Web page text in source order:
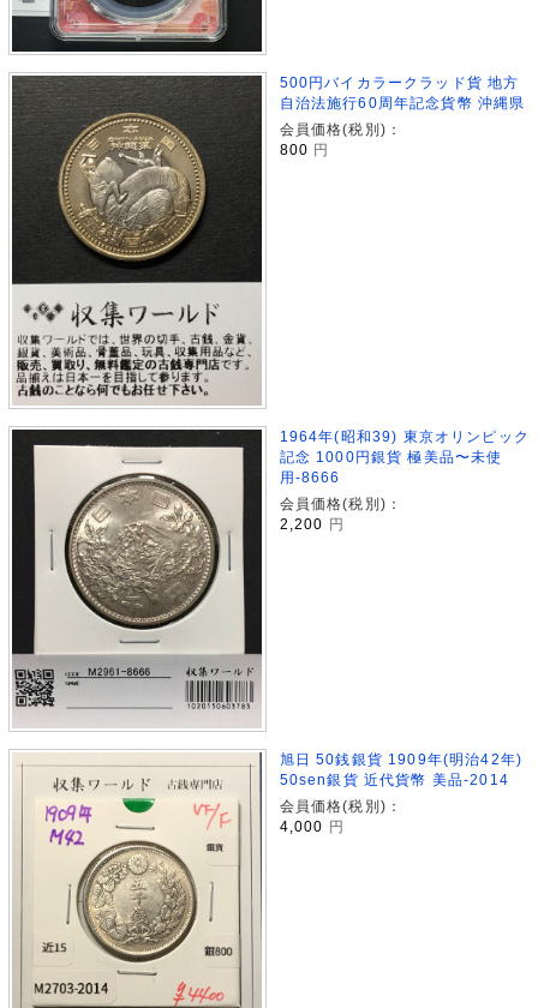
500円バイカラークラッド貨 地方
自治法施行60周年記念貨幣 沖縄県
会員価格(税別)：
800 円
1964年(昭和39) 東京オリンピック
記念 1000円銀貨 極美品〜未使
用-8666
会員価格(税別)：
2,200
円
旭日 50銭銀貨 1909年(明治42年)
50sen銀貨 近代貨幣 美品-2014
会員価格(税別)：
4,000
円